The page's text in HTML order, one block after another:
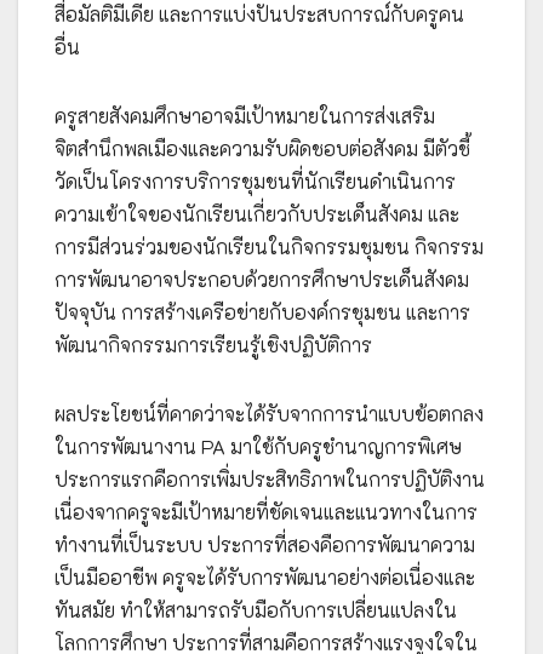
สื่อมัลติมีเดีย และการแบ่งปันประสบการณ์กับครูคน
อื่น
ครูสายสังคมศึกษาอาจมีเป้าหมายในการส่งเสริม
จิตสำนึกพลเมืองและความรับผิดชอบต่อสังคม มีตัวชี้
วัดเป็นโครงการบริการชุมชนที่นักเรียนดำเนินการ
ความเข้าใจของนักเรียนเกี่ยวกับประเด็นสังคม และ
การมีส่วนร่วมของนักเรียนในกิจกรรมชุมชน กิจกรรม
การพัฒนาอาจประกอบด้วยการศึกษาประเด็นสังคม
ปัจจุบัน การสร้างเครือข่ายกับองค์กรชุมชน และการ
พัฒนากิจกรรมการเรียนรู้เชิงปฏิบัติการ
ผลประโยชน์ที่คาดว่าจะได้รับจากการนำแบบข้อตกลง
ในการพัฒนางาน PA มาใช้กับครูชำนาญการพิเศษ
ประการแรกคือการเพิ่มประสิทธิภาพในการปฏิบัติงาน
เนื่องจากครูจะมีเป้าหมายที่ชัดเจนและแนวทางในการ
ทำงานที่เป็นระบบ ประการที่สองคือการพัฒนาความ
เป็นมืออาชีพ ครูจะได้รับการพัฒนาอย่างต่อเนื่องและ
ทันสมัย ทำให้สามารถรับมือกับการเปลี่ยนแปลงใน
โลกการศึกษา ประการที่สามคือการสร้างแรงจูงใจใน